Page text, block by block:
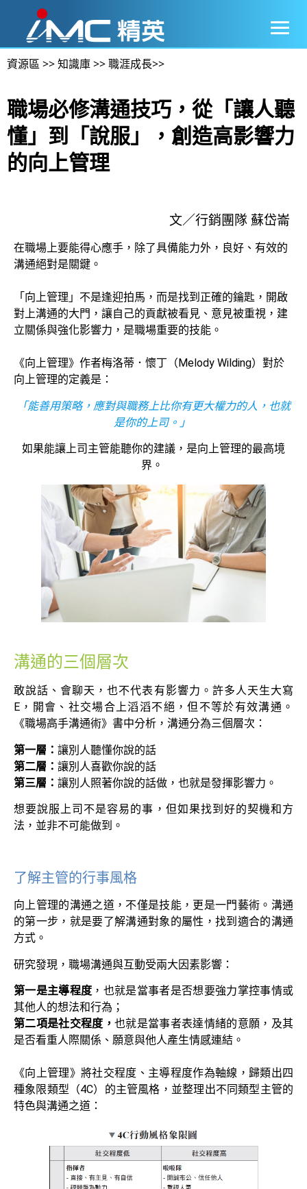
資源區>>知識庫>>職涯成長>>
職場必修溝通技巧，從「讓人聽
懂」到「說服」，創造高影響力
的向上管理
文／行銷團隊 蘇岱崙
在職場上要能得心應手，除了具備能力外，良好、有效的
溝通絕對是關鍵。
「向上管理」不是逢迎拍馬，而是找到正確的鑰匙，開啟
對上溝通的大門，讓自己的貢獻被看見、意見被重視，建
立關係與強化影響力，是職場重要的技能。
《向上管理》作者梅洛蒂．懷丁（Melody Wilding）對於
向上管理的定義是：
「能善用策略，應對與職務上比你有更大權力的人，也就
是你的上司。」
如果能讓上司主管能聽你的建議，是向上管理的最高境
界。
溝通的三個層次
敢說話、會聊天，也不代表有影響力。許多人天生大寫
E，開會、社交場合上滔滔不絕，但不等於有效溝通。
《職場高手溝通術》書中分析，溝通分為三個層次：
第一層： 讓別人聽懂你說的話
第二層： 讓別人喜歡你說的話
第三層： 讓別人照著你說的話做，也就是發揮影響力。
想要說服上司不是容易的事，但如果找到好的契機和方
法，並非不可能做到。
了解主管的行事風格
向上管理的溝通之道，不僅是技能，更是一門藝術。溝通
的第一步，就是要了解溝通對象的屬性，找到適合的溝通
方式。
研究發現，職場溝通與互動受兩大因素影響：
第一是主導程度 ，也就是當事者是否想要強力掌控事情或
其他人的想法和行為；
第二項是社交程度， 也就是當事者表達情緒的意願，及其
是否看重人際關係、願意與他人產生情感連結。
《向上管理》將社交程度、主導程度作為軸線，歸類出四
種象限類型（4C）的主管風格，並整理出不同類型主管的
特色與溝通之道：